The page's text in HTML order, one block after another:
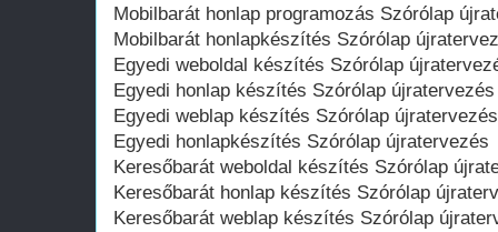
Mobilbarát honlap programozás Szórólap
Mobilbarát honlapkészítés Szórólap
Egyedi weboldal készítés Szórólap
Egyedi honlap készítés Szórólap újratervezés
Egyedi weblap készítés Szórólap újratervezés
Egyedi honlapkészítés Szórólap újratervezés
Keresőbarát weboldal készítés Szórólap
Keresőbarát honlap készítés Szórólap
Keresőbarát weblap készítés Szórólap